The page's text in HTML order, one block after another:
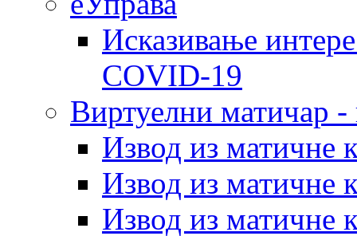
Исказивање
COVID-19
Виртуелни матичар -
Извод из матичне
Извод из матичне
Извод из матичне